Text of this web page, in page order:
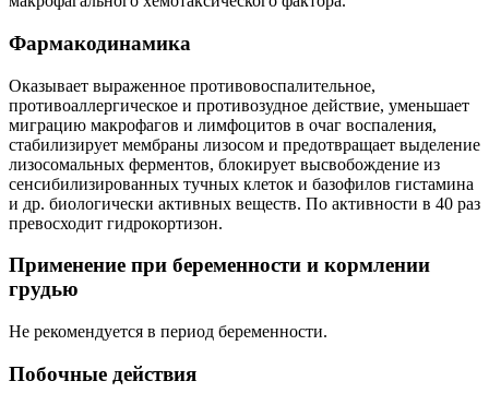
Фармакодинамика
Оказывает выраженное противовоспалительное,
противоаллергическое и противозудное действие, уменьшает
миграцию макрофагов и лимфоцитов в очаг воспаления,
стабилизирует мембраны лизосом и предотвращает выделение
лизосомальных ферментов, блокирует высвобождение из
сенсибилизированных тучных клеток и базофилов гистамина
и др. биологически активных веществ. По активности в 40 раз
превосходит гидрокортизон.
Применение при беременности и кормлении
грудью
Не рекомендуется в период беременности.
Побочные действия